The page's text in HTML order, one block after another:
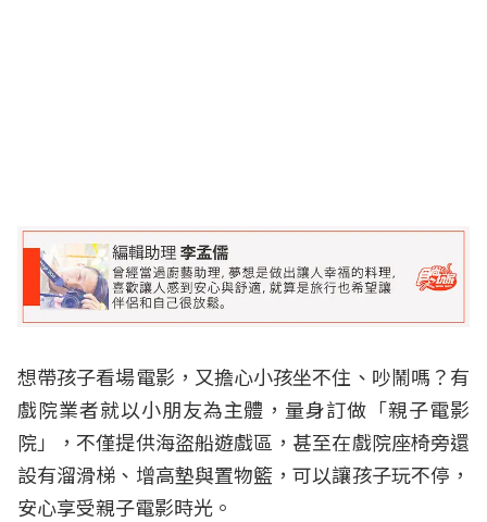
想帶孩子看場電影，又擔心小孩坐不住、吵鬧嗎？有
戲院業者就以小朋友為主體，量身訂做「親子電影
院」，不僅提供海盜船遊戲區，甚至在戲院座椅旁還
設有溜滑梯、增高墊與置物籃，可以讓孩子玩不停，
安心享受親子電影時光。